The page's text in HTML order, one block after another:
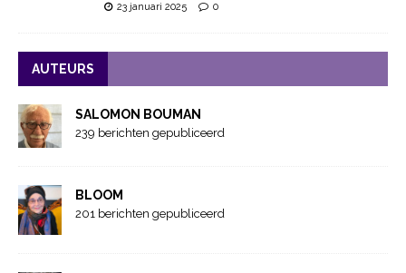
23 januari 2025 0
AUTEURS
SALOMON BOUMAN
239 berichten gepubliceerd
BLOOM
201 berichten gepubliceerd